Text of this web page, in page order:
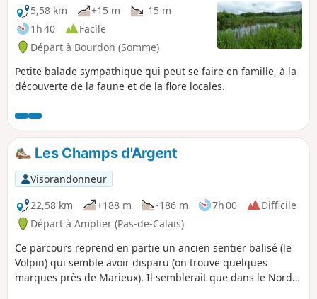
5,58 km
+15 m
-15 m
1h 40
Facile
Départ à Bourdon (Somme)
Petite balade sympathique qui peut se faire en famille, à la
découverte de la faune et de la flore locales.
Les Champs d'Argent
Visorandonneur
22,58 km
+188 m -186 m 7h 00
Difficile
Départ à Amplier (Pas-de-Calais)
Ce parcours reprend en partie un ancien sentier balisé (le
Volpin) qui semble avoir disparu (on trouve quelques
marques près de Marieux). Il semblerait que dans le Nord